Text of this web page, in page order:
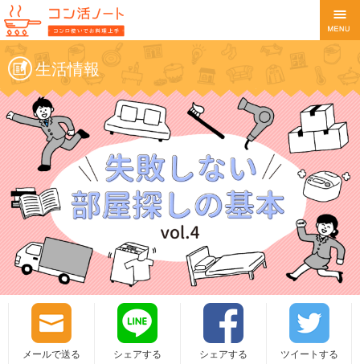
生活情報
メールで送る シェアする シェアする ツイートする